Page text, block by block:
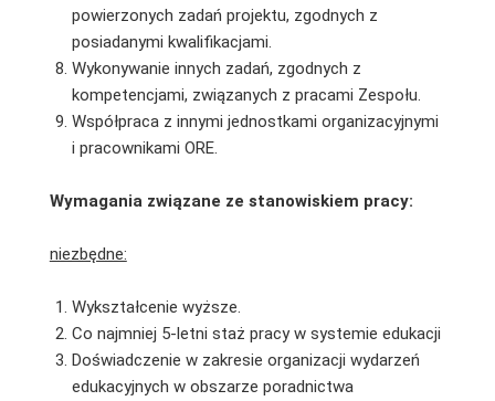
powierzonych zadań projektu, zgodnych z
posiadanymi kwalifikacjami.
Wykonywanie innych zadań, zgodnych z
kompetencjami, związanych z pracami Zespołu.
Współpraca z innymi jednostkami organizacyjnymi
i pracownikami ORE.
Wymagania związane ze stanowiskiem pracy:
niezbędne:
Wykształcenie wyższe.
Co najmniej 5-letni staż pracy w systemie edukacji
Doświadczenie w zakresie organizacji wydarzeń
edukacyjnych w obszarze poradnictwa